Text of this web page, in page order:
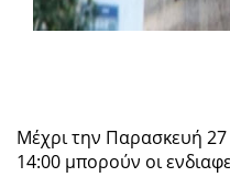
Μέχρι την Παρασκευή
14:00 μπορούν οι